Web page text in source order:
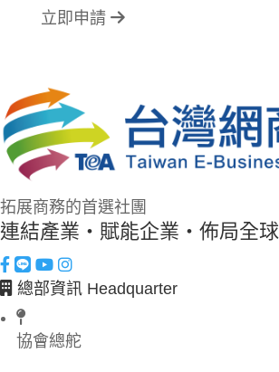
立即申請
拓展商務的首選社團
連結產業・賦能企業・佈局全球
總部資訊 Headquarter
協會總舵